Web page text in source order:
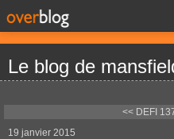
Le blog de
<< DEFI
19 janvier 2015